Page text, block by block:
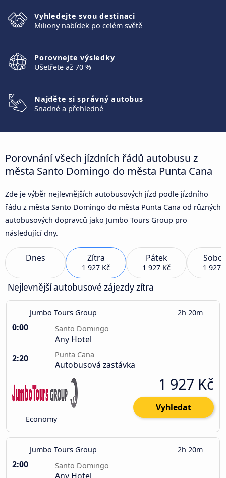
Vyhledejte svou destinaci
Miliony nabídek po celém světě
Porovnejte výsledky
Ušetřete až 70 %
Najděte si správný autobus
Snadné a přehledné
Porovnání všech jízdních řádů autobusu z
města Santo Domingo do města Punta Cana
Zde je výběr nejlevnějších autobusových jízd podle jízdního
řádu z města Santo Domingo do města Punta Cana od různých
autobusových dopravců jako Jumbo Tours Group pro
následující dny.
Dnes Zítra
1 927 Kč
Pátek
1 927 Kč 1 927
Nejlevnější autobusové zájezdy zítra
Jumbo Tours Group 2h 20m
0:00 Santo Domingo
Any Hotel
2:20
Punta Cana
Autobusová zastávka
Economy
1 927 Kč
Vyhledat
Jumbo Tours Group 2h 20m
2:00 Santo Domingo